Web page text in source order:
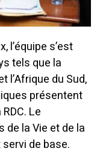
l’équipe s’est
tels que la
l’Afrique du Sud,
présentent
Le
de la Vie et de la
de base.